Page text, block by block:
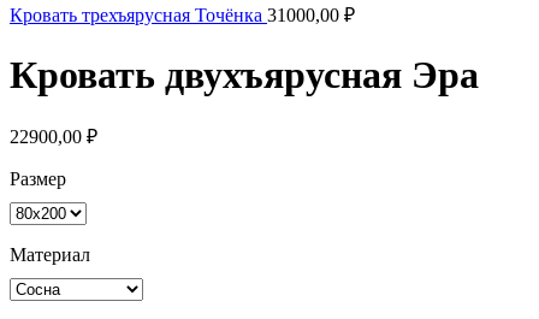
Кровать трехъярусная Точёнка 31000,00 ₽
Кровать двухъярусная Эра
22900,00 ₽
Размер
Материал